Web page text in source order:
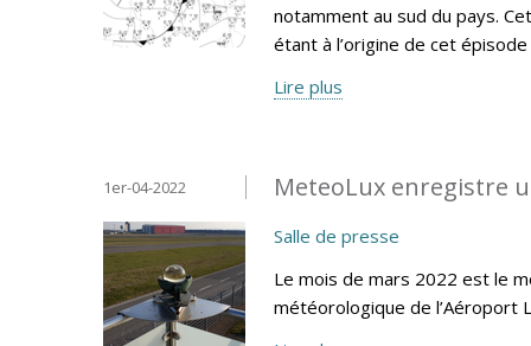
notamment au sud du pays.
étant à l’origine de cet épisode
Lire plus
MeteoLux enregistre
1er-04-2022
Salle de presse
Le mois de mars 2022 est le
météorologique de l’Aéroport